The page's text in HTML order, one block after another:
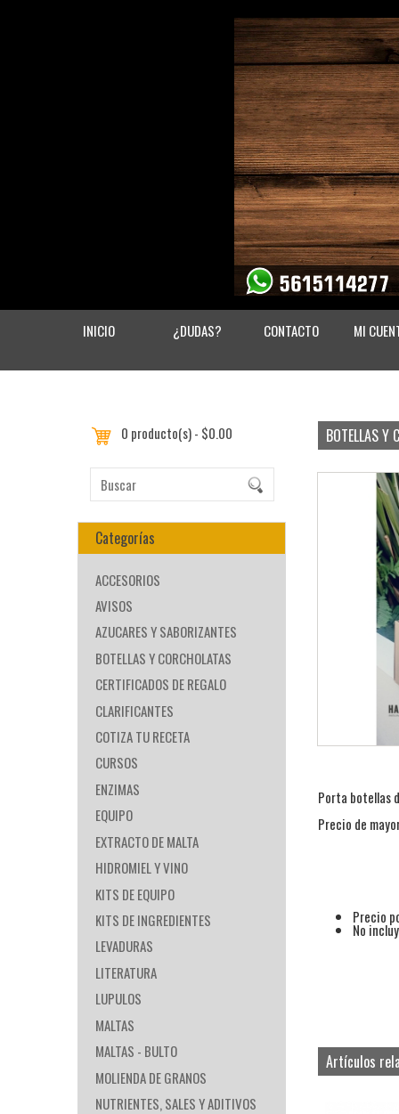
INICIO ¿DUDAS? CONTACTO MI
0 producto(s) - $0.00
Categorías
ACCESORIOS
AVISOS
AZUCARES Y SABORIZANTES
BOTELLAS Y CORCHOLATAS
CERTIFICADOS DE REGALO
CLARIFICANTES
COTIZA TU RECETA
CURSOS
ENZIMAS
EQUIPO
EXTRACTO DE MALTA
HIDROMIEL Y VINO
KITS DE EQUIPO
KITS DE INGREDIENTES
LEVADURAS
LITERATURA
LUPULOS
MALTAS
MALTAS - BULTO
MOLIENDA DE GRANOS
NUTRIENTES, SALES Y ADITIVOS
BOTELLAS Y
Porta botellas
Precio de
Precio
No
Artículos